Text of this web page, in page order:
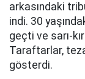
arkasındaki
indi. 30
geçti ve sarı-
Taraftarlar,
gösterdi.